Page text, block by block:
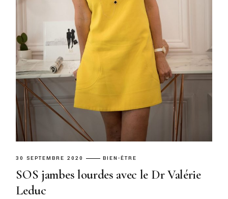
30 SEPTEMBRE 2020 BIEN-ÊTRE
SOS jambes lourdes avec le Dr Valérie
Leduc